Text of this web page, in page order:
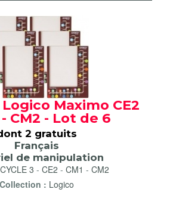
Maximo CE2
- CM2 - Lot de 6
2 gratuits
Français
de manipulation
CYCLE 3 - CE2 - CM1 - CM2
Collection : Logico